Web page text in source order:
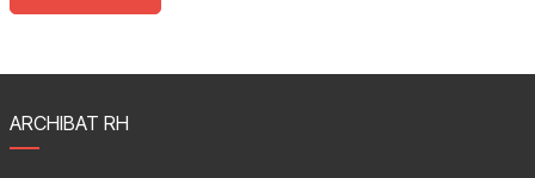
ARCHIBAT RH